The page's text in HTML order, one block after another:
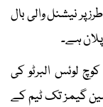
پر نیشنل والی بال
ہے۔
لوئس البرٹو کی
گیمز تک ٹیم کے